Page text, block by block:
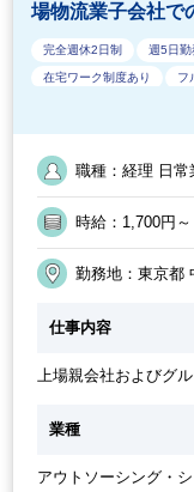
場物流業子会社で
完全週休2日制 週5日勤
在宅ワーク制度あり フ
駅から徒歩5分以内 残
ブランクOK
職種：経理 日常
勤務地：東京都
仕事内容
上場親会社およびグ
社の経理業務全般の
ク、銀行支払いデー
業種
アウトソーシング・